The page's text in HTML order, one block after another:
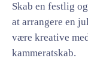
Skab en festlig
at arrangere en
være kreative
kammeratskab.